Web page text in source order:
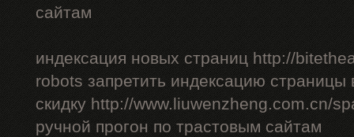
сайтам
индексация новых страниц http://
robots запретить индексацию страницы
скидку http://www.liuwenzheng.com.cn/
ручной прогон по трастовым сайтам